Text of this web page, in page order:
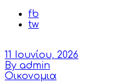
fb
tw
11 Ιουνίου, 2026
By admin
Οικονομια